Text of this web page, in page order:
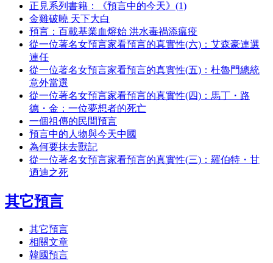
正見系列書籍：《預言中的今天》(1)
金雞破曉 天下大白
預言：百載基業血熔始 洪水毒禍添瘟疫
從一位著名女預言家看預言的真實性(六)：艾森豪連選
連任
從一位著名女預言家看預言的真實性(五)：杜魯門總統
意外當選
從一位著名女預言家看預言的真實性(四)：馬丁・路
德・金：一位夢想者的死亡
一個祖傳的民間預言
預言中的人物與今天中國
為何要抹去獸記
從一位著名女預言家看預言的真實性(三)：羅伯特・甘
迺迪之死
其它預言
其它預言
相關文章
韓國預言